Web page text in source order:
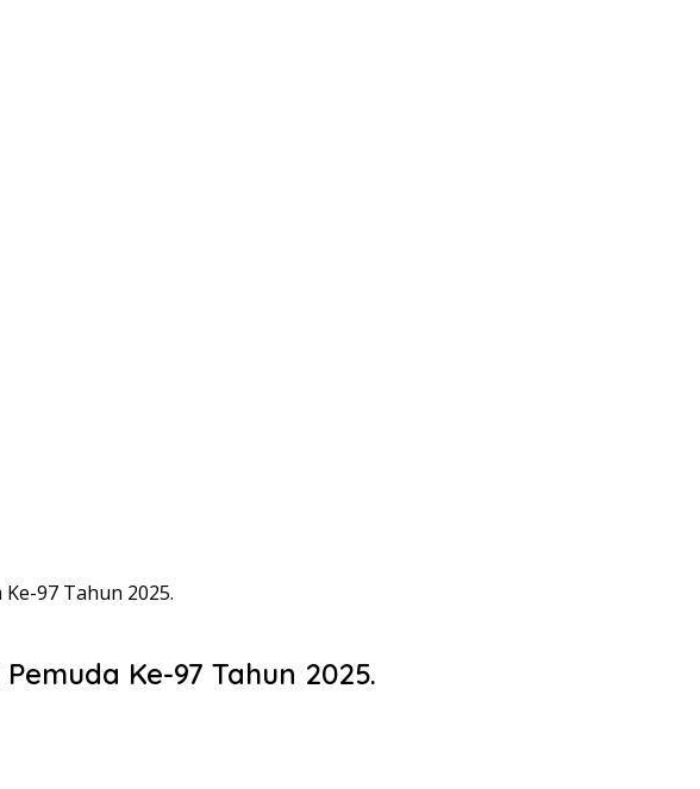
97 Tahun 2025.
Ke-97 Tahun 2025.